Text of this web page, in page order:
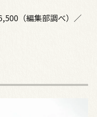
（編集部調べ）／